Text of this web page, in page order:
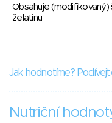
Obsahuje (modifikovaný)
želatinu
Jak hodnotíme?
Nutriční